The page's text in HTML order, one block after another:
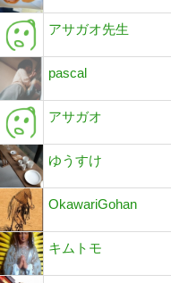
アサガオ先生
pascal
アサガオ
ゆうすけ
OkawariGohan
キムトモ